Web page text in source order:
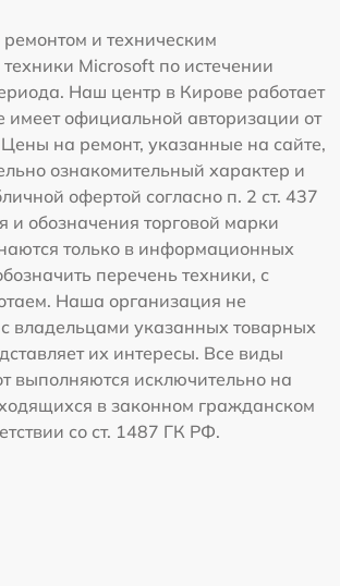
и техническим
Microsoft по истечении
Наш центр в Кирове работает
имеет официальной авторизации от
на ремонт, указанные на сайте,
ознакомительный характер и
офертой согласно п. 2 ст. 437
и обозначения торговой марки
только в информационных
перечень техники, с
Наша организация не
владельцами указанных товарных
их интересы. Все виды
выполняются исключительно на
в законном гражданском
со ст. 1487 ГК РФ.